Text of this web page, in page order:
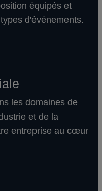
équipés et
d'événements.
les domaines de
et de la
entreprise au cœur